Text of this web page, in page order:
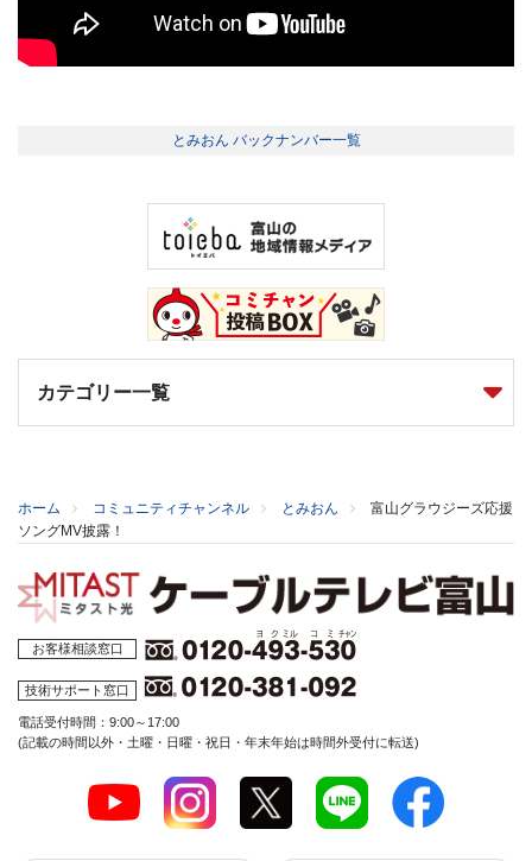
とみおん バックナンバー一覧
カテゴリー一覧
ホーム コミュニティチャンネル とみおん
富山グラウジーズ応援
ソングMV披露！
お客様相談窓口
技術サポート窓口
電話受付時間：9:00～17:00
(記載の時間以外・土曜・日曜・祝日・年末年始は時間外受付に転送)